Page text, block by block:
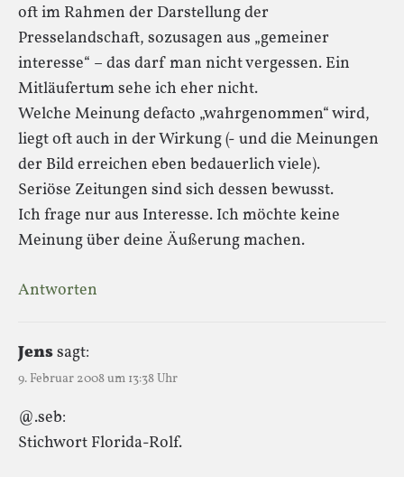
oft im Rahmen der Darstellung der
Presselandschaft, sozusagen aus „gemeiner
interesse“ – das darf man nicht vergessen. Ein
Mitläufertum sehe ich eher nicht.
Welche Meinung defacto „wahrgenommen“ wird,
liegt oft auch in der Wirkung (- und die Meinungen
der Bild erreichen eben bedauerlich viele).
Seriöse Zeitungen sind sich dessen bewusst.
Ich frage nur aus Interesse. Ich möchte keine
Meinung über deine Äußerung machen.
Antworten
Jenssagt:
9. Februar 2008 um 13:38 Uhr
@.seb:
Stichwort Florida-Rolf.